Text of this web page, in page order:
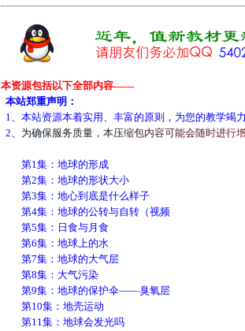
本资源包括以下全部内容——
本站郑重声明：
1、本站资源本着实用、丰富的原则，为您的教学竭
2、 为确保服务质量 ， 本压缩包内容可能会随时进行
第1集：地球的形成
第2集：地球的形状大小
第3集：地心到底是什么样子
第4集：地球的公转与自转（视频
第5集：日食与月食
第6集：地球上的水
第7集：地球的大气层
第8集：大气污染
第9集：地球的保护伞——臭氧层
第10集：地壳运动
第11集：地球会发光吗